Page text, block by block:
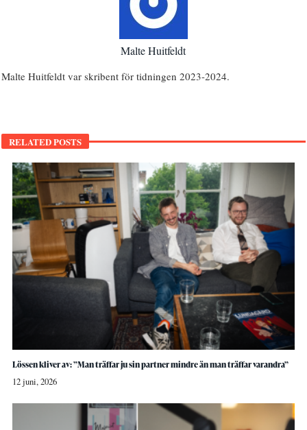
Malte Huitfeldt
Malte Huitfeldt var skribent för tidningen 2023-2024.
RELATED POSTS
Lössen kliver av: ”Man träffar ju sin partner mindre än man träffar varandra”
12 juni, 2026